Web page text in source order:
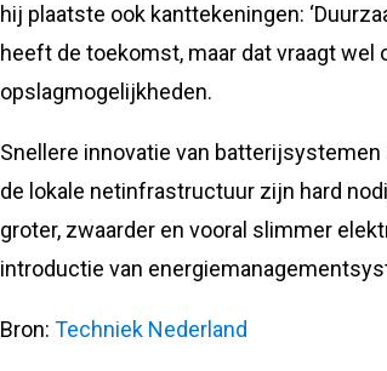
hij plaatste ook kanttekeningen:
heeft de toekomst, maar dat vraagt wel
opslagmogelijkheden.
Snellere innovatie van
de lokale netinfrastructuur zijn hard
groter, zwaarder en vooral slimmer
introductie van
Bron:Techniek Nederland